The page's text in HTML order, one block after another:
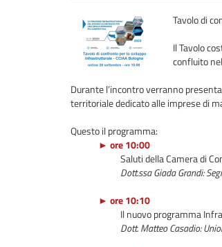
Tavolo di
Il Tavolo
confluito
Durante l’incontro verranno
territoriale dedicato alle imprese di
Questo il programma:
► ore 10:00
Saluti della Camera di
Dott.ssa Giada Grandi:
► ore 10:10
Il nuovo programma
Dott. Matteo Casadio: